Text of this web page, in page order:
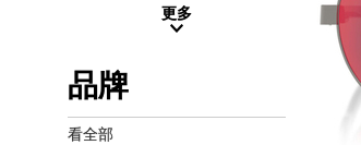
更多
品牌
看全部